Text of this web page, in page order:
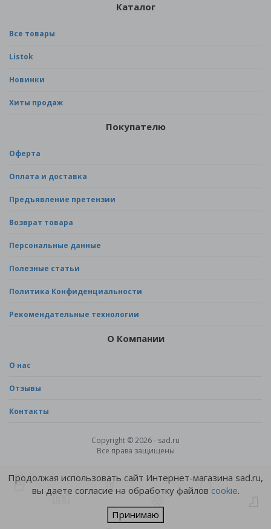
Каталог
Все товары
Listok
Новинки
Хиты продаж
Покупателю
Оферта
Оплата и доставка
Предъявление претензии
Возврат товара
Персональные данные
Полезные статьи
Политика Конфиденциальности
Рекомендательные технологии
О Компании
О нас
Отзывы
Контакты
Copyright © 2026 - sad.ru
Все права защищены
Продолжая использовать сайт Интернет-магазина sad.ru,
вы даете согласие на обработку файлов cookie.
Принимаю